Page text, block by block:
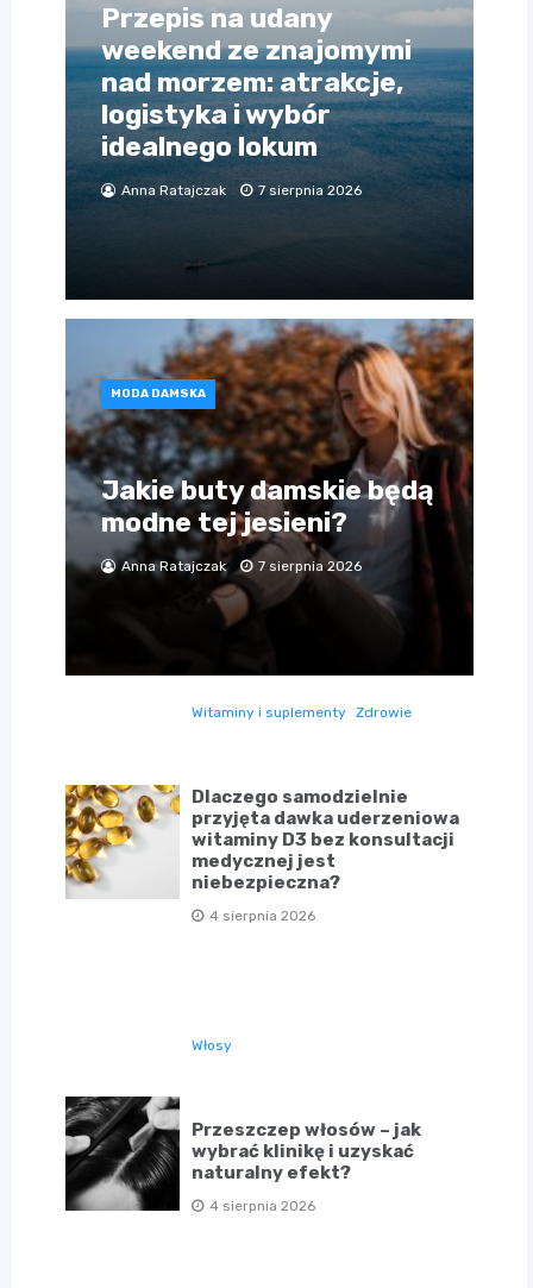
Przepis na udany
weekend ze znajomymi
nad morzem: atrakcje,
logistyka i wybór
idealnego lokum
Anna Ratajczak 7 sierpnia 2026
MODA DAMSKA
Jakie buty damskie będą
modne tej jesieni?
Anna Ratajczak 7 sierpnia 2026
Witaminy i suplementy Zdrowie
Dlaczego samodzielnie
przyjęta dawka uderzeniowa
witaminy D3 bez konsultacji
medycznej jest
niebezpieczna?
4 sierpnia 2026
Włosy
Przeszczep włosów – jak
wybrać klinikę i uzyskać
naturalny efekt?
4 sierpnia 2026